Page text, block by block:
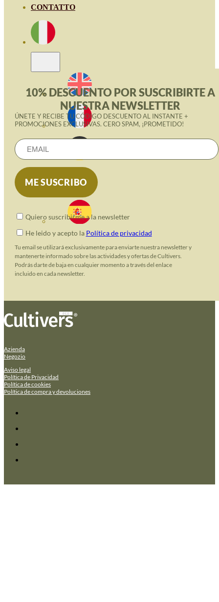
CONTATTO
10% DESCUENTO POR SUSCRIBIRTE A
NUESTRA NEWSLETTER
ÚNETE Y RECIBE TU CÓDIGO DESCUENTO AL INSTANTE +
PROMOCIONES EXCLUSIVAS. CERO SPAM, ¡PROMETIDO!
Quiero suscribirme a la newsletter
He leido y acepto la Política de privacidad
Tu email se utilizará exclusivamente para enviarte nuestra newsletter y
mantenerte informado sobre las actividades y ofertas de Cultivers.
Podrás darte de baja en cualquier momento a través del enlace
incluido en cada newsletter.
Azienda
Negozio
Aviso legal
Política de Privacidad
Política de cookies
Política de compra y devoluciones